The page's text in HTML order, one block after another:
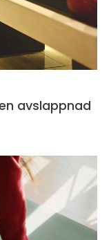
avslappnad